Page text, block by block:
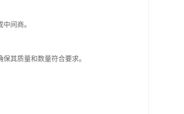
间商。
其质量和数量符合要求。